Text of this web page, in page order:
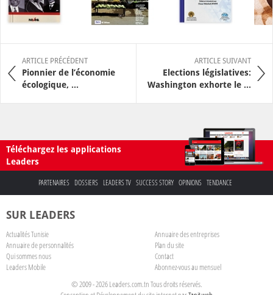
ARTICLE PRÉCÉDENT
Pionnier de l’économie
écologique, ...
ARTICLE SUIVANT
Elections législatives:
Washington exhorte le ...
Téléchargez les applications
Leaders
PARTENAIRES DOSSIERS LEADERS TV SUCCESS STORY OPINIONS TENDANCE
SUR LEADERS
Actualités Tunisie
Annuaire des entreprises
Annuaire de personnalités
Plan du site
Qui sommes nous
Contact
Leaders Mobile
Abonnez-vous au mensuel
© 2009 - 2026 Leaders.com.tn Tous droits réservés.